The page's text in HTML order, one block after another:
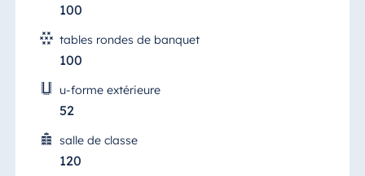
100
tables rondes de banquet
100
u-forme extérieure
52
salle de classe
120